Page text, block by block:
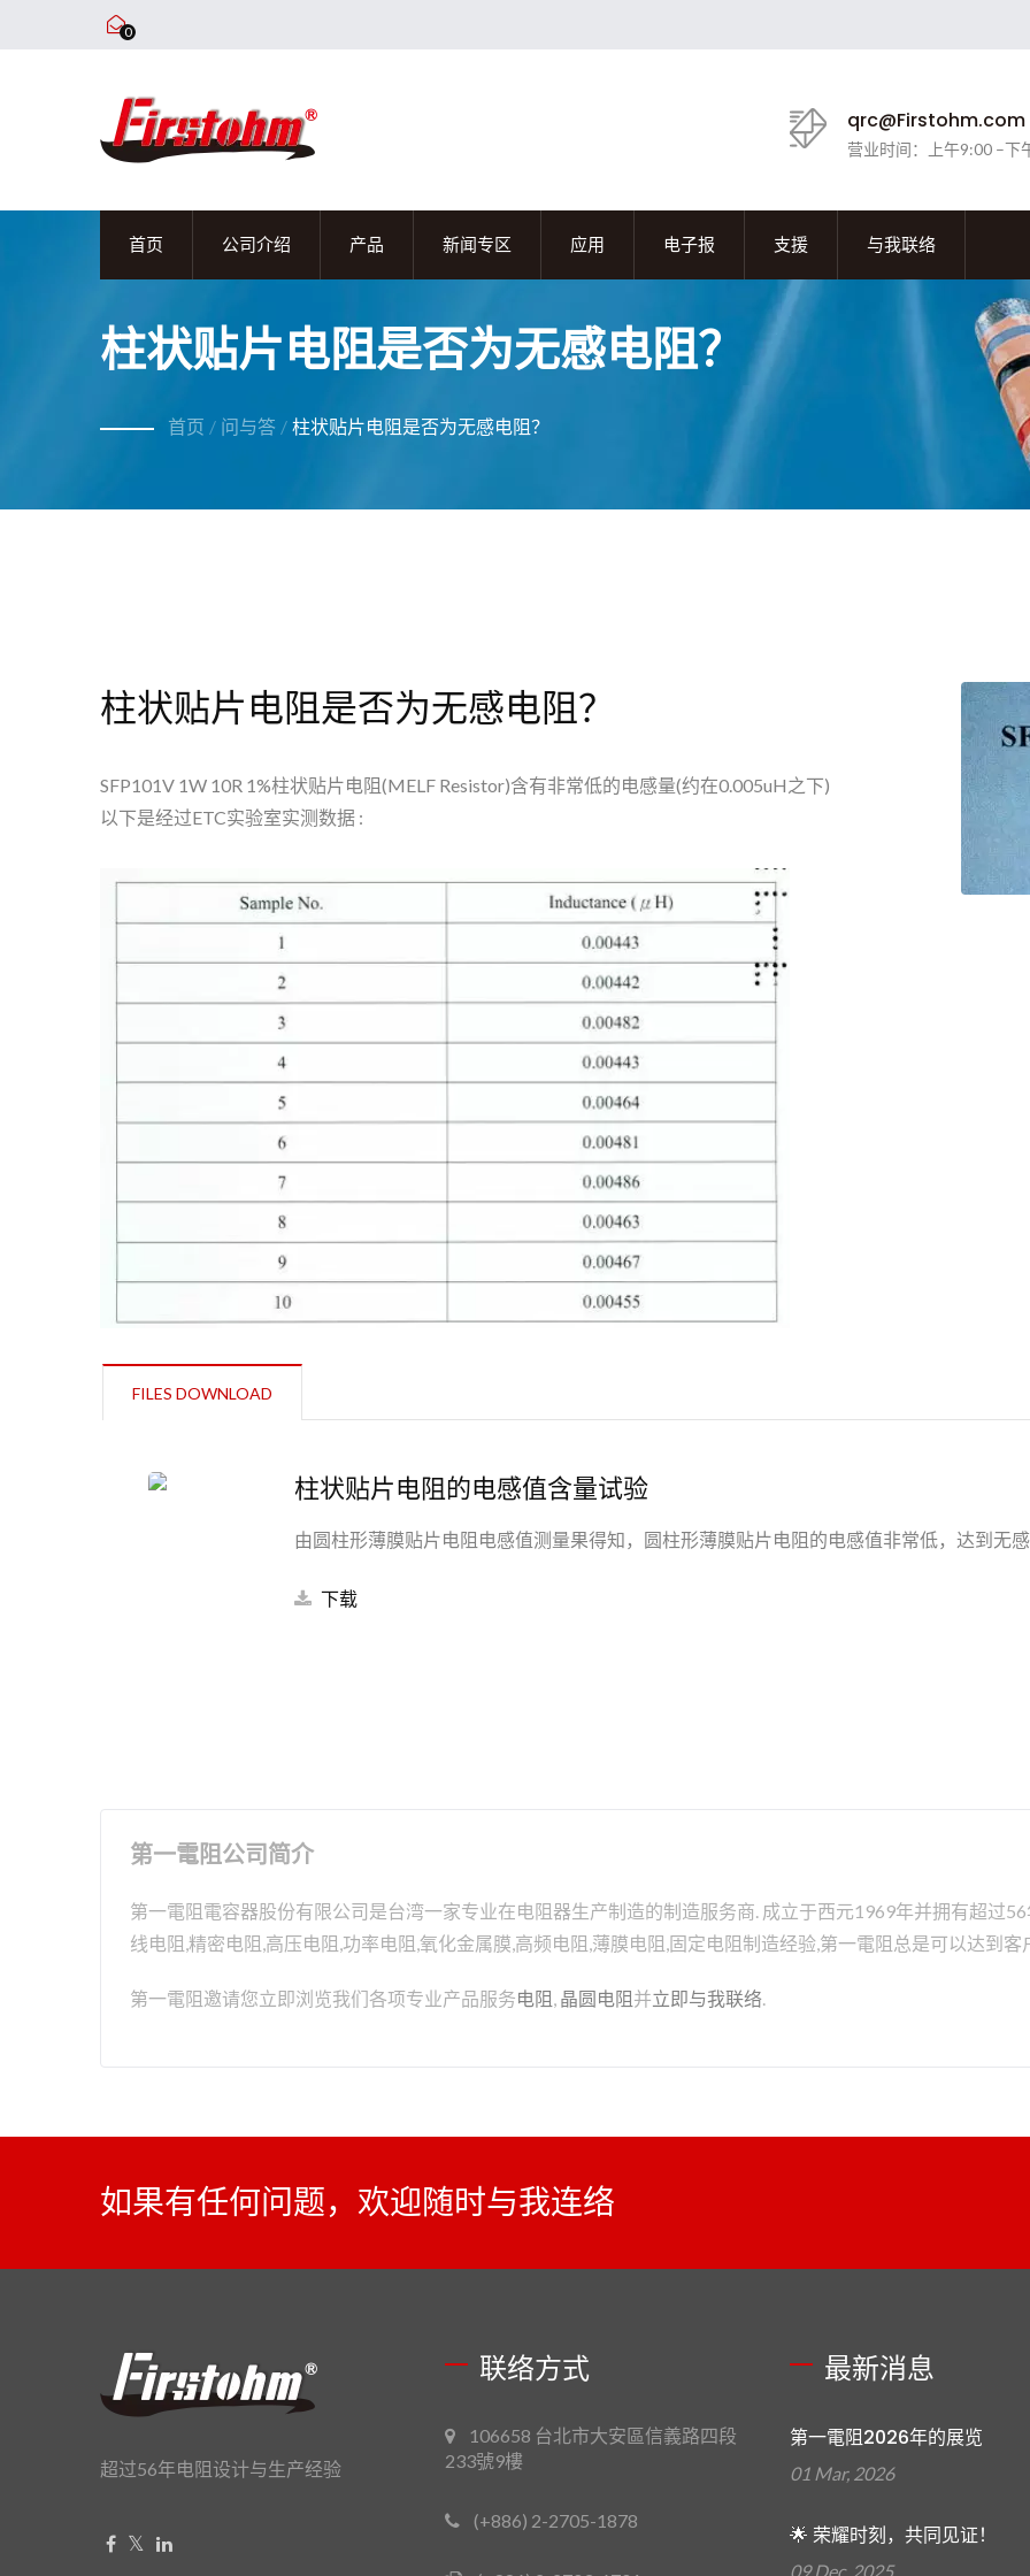
0
qrc@Firstohm.com
营业时间：上午9:00 –下
首页 公司介绍 产品 新闻专区 应用 电子报 支援 与我联络
柱状贴片电阻是否为无感电阻？
首页 / 问与答 / 柱状贴片电阻是否为无感电阻？
柱状贴片电阻是否为无感电阻？
SFP101V 1W 10R 1%柱状贴片电阻(MELF Resistor)含有非常低的电感量(约在0.005uH之下)
以下是经过ETC实验室实测数据 :
FILES DOWNLOAD
柱状贴片电阻的电感值含量试验
由圆柱形薄膜贴片电阻电感值测量果得知，圆柱形薄膜贴片电阻的电感值非常低，达到无
下载
第一電阻公司简介
第一電阻電容器股份有限公司是台湾一家专业在电阻器生产制造的制造服务商. 成立于西元1969年并拥有超过
线电阻,精密电阻,高压电阻,功率电阻,氧化金属膜,高频电阻,薄膜电阻,固定电阻制造经验,第一電阻总是可以达到客
第一電阻邀请您立即浏览我们各项专业产品服务电阻, 晶圆电阻并立即与我联络.
如果有任何问题，欢迎随时与我连络
超过56年电阻设计与生产经验
联络方式
106658 台北市大安區信義路四段
233號9樓
(+886) 2-2705-1878
最新消息
第一電阻2026年的展览
01 Mar, 2026
🌟 荣耀时刻，共同见证！
09 Dec, 2025